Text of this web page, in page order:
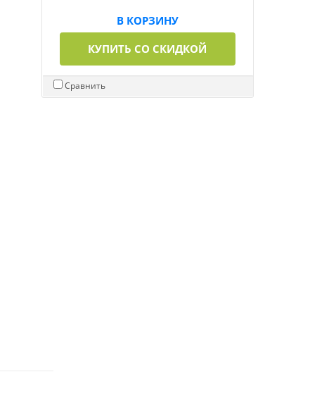
В КОРЗИНУ
КУПИТЬ СО СКИДКОЙ
Сравнить